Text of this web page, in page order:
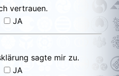
vertrauen.
JA
sagte mir zu.
JA